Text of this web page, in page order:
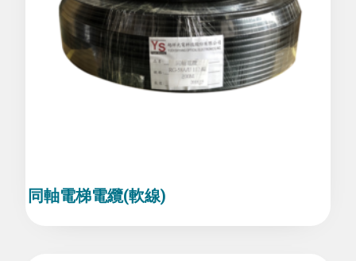
同軸電梯電纜(軟線)